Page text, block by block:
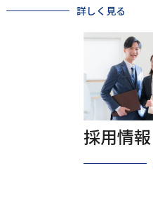
詳しく見る
採⽤情報